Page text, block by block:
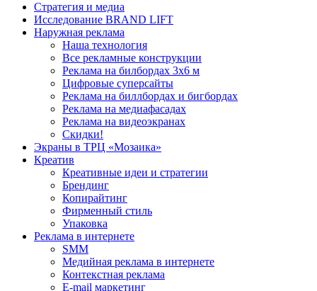
Стратегия и медиа
Исследование BRAND LIFT
Наружная реклама
Наша технология
Все рекламные конструкции
Реклама на билбордах 3х6 м
Цифровые суперсайты
Реклама на биллбордах и бигбордах
Реклама на медиафасадах
Реклама на видеоэкранах
Скидки!
Экраны в ТРЦ «Мозаика»
Креатив
Креативные идеи и стратегии
Брендинг
Копирайтинг
Фирменный стиль
Упаковка
Реклама в интернете
SMM
Медийная реклама в интернете
Контекстная реклама
E-mail маркетинг